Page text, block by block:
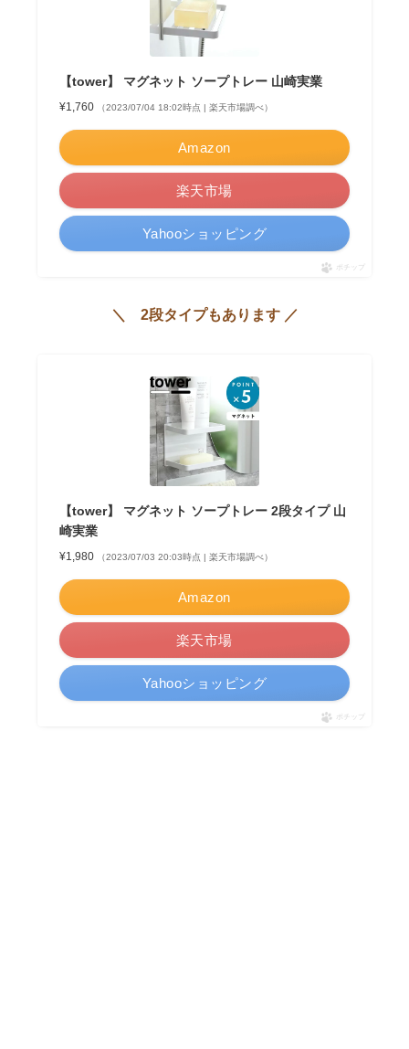
【tower】 マグネット ソープトレー 山崎実業
¥1,760 （2023/07/04 18:02時点 | 楽天市場調べ）
Amazon
楽天市場
Yahooショッピング
ポチップ
＼ 2段タイプもあります ／
【tower】 マグネット ソープトレー 2段タイプ 山
崎実業
¥1,980 （2023/07/03 20:03時点 | 楽天市場調べ）
Amazon
楽天市場
Yahooショッピング
ポチップ